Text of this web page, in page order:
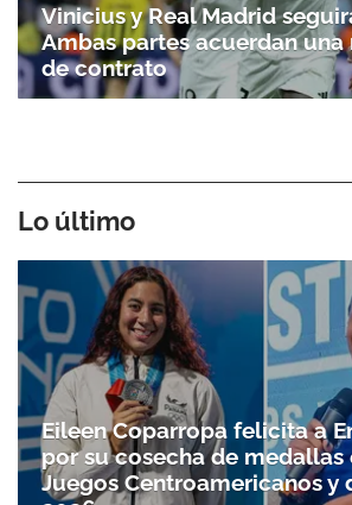
Vinicius y Real Madrid
Ambas partes acuerdan una
de contrato
Lo último
Eileen Coparropa felicita a
por su cosecha de medallas
Juegos Centroamericanos y